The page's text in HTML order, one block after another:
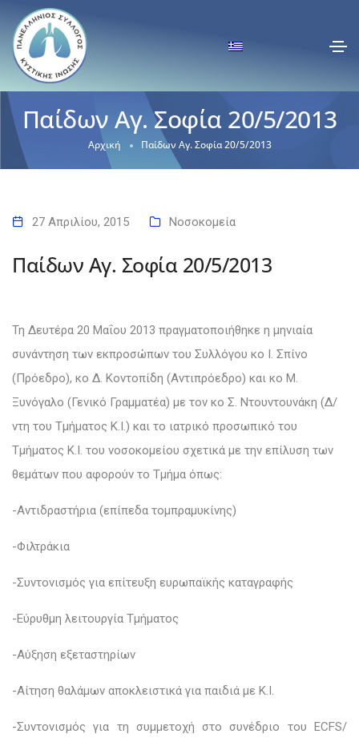
Παίδων Αγ. Σοφία 20/5/2013
Αρχική Παίδων Αγ. Σοφία 20/5/2013
27 Απριλίου, 2015 Νοσοκομεία
Παίδων Αγ. Σοφία 20/5/2013
Τη Δευτέρα 20 Μαΐου 2013 πραγματοποιήθηκε η μηνιαία
συνάντηση των εκπροσώπων του Συλλόγου κο Ι. Σπίνο
(Πρόεδρο), κο Δ. Κοντοπίδη (Αντιπρόεδρο) και κο Μ.
Ξυνόγαλο (Γενικό Γραμματέα) με τον κο Σ. Ντουντουνάκη (Δ/
ντη του Τμήματος Κ.Ι.) και το ιατρικό προσωπικό του
Τμήματος Κ.Ι. του νοσοκομείου σχετικά με την επίλυση των
θεμάτων που αφορούν το Τμήμα όπως:
-Αντιδραστήρια (επίπεδα τομπραμυκίνης)
-Φιλτράκια
-Συντονισμός για επίτευξη ευρωπαϊκής καταγραφής
-Εύρυθμη λειτουργία Τμήματος
-Αύξηση εξεταστηρίων
-Αίτηση θαλάμων αποκλειστικά για παιδιά με Κ.Ι.
-Συντονισμός για τη συμμετοχή στο συνέδριο του ECFS/